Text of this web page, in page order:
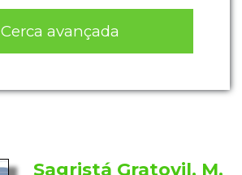
Cerca avançada
Sagristá Gratovil, M.